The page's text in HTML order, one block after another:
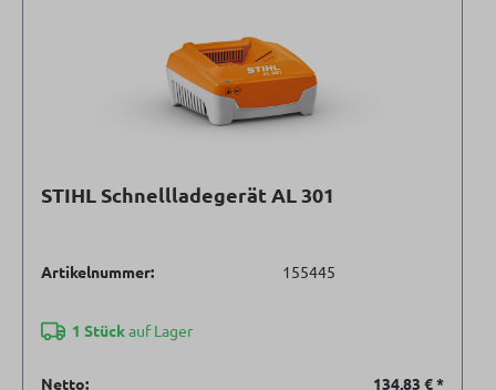
STIHL Schnellladegerät AL 301
Artikelnummer: 155445
1 Stückauf Lager
Netto: 134,83 €*